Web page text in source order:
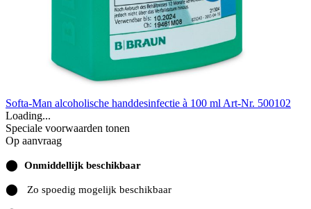
Softa-Man alcoholische handdesinfectie à 100 ml Art-Nr. 500102
Loading...
Speciale voorwaarden tonen
Op aanvraag
⬤ Onmiddellijk beschikbaar
⬤ Zo spoedig mogelijk beschikbaar